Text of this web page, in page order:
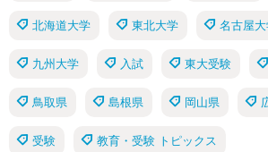
北海道大学 東北大学 名古屋
九州大学 入試 東大受験
鳥取県 島根県 岡山県
受験 教育・受験 トピックス